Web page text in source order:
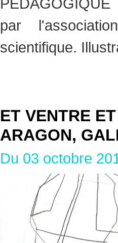
par
scientifique.
ET VENTRE
ARAGON,
Du 03 octobre